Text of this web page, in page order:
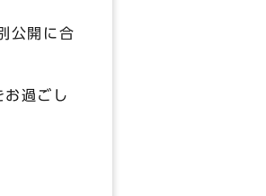
公開に合
過ごし